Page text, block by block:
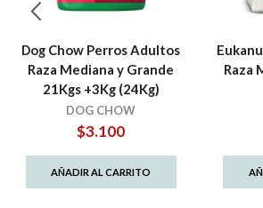
Dog Chow Perros Adultos
Raza Mediana y Grande
21Kgs +3Kg (24Kg)
DOG CHOW
$3.100
AÑADIR AL CARRITO
Raza